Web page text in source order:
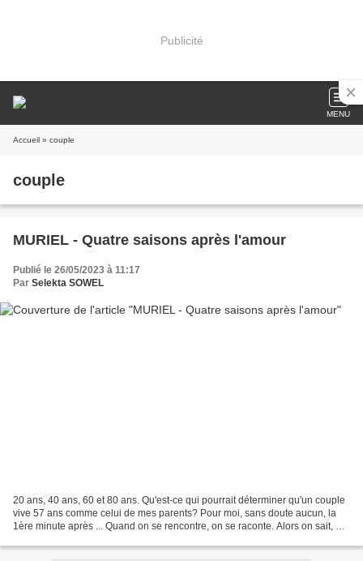
Publicité
MENU
Accueil » couple
couple
MURIEL - Quatre saisons après l'amour
Publié le 26/05/2023 à 11:17
Par Selekta SOWEL
20 ans, 40 ans, 60 et 80 ans. Qu'est-ce qui pourrait déterminer qu'un couple
vive 57 ans comme celui de mes parents? Pour moi, sans doute aucun, la
1ère minute après ... Quand on se rencontre, on se raconte. Alors on sait, et